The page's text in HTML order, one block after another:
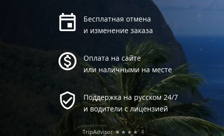
Бесплатная отмена
и изменение заказа
Оплата на сайте
или наличными на месте
Поддержка на русском 24/7
и водители с лицензией
TripAdvisor ★★★★ 4